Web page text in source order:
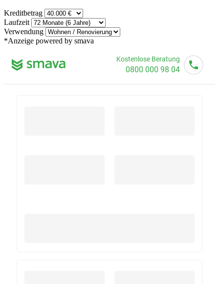
Kreditbetrag
Laufzeit
Verwendung
*Anzeige powered by smava